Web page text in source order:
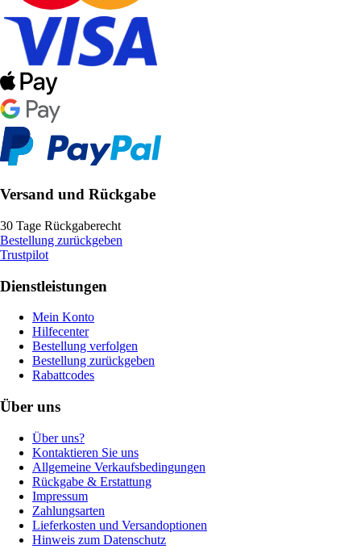
Versand und Rückgabe
30 Tage Rückgaberecht
Bestellung zurückgeben
Trustpilot
Dienstleistungen
Mein Konto
Hilfecenter
Bestellung verfolgen
Bestellung zurückgeben
Rabattcodes
Über uns
Über uns?
Kontaktieren Sie uns
Allgemeine Verkaufsbedingungen
Rückgabe & Erstattung
Impressum
Zahlungsarten
Lieferkosten und Versandoptionen
Hinweis zum Datenschutz